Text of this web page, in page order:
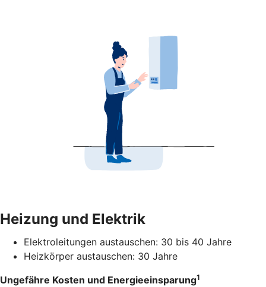
Heizung und Elektrik
Elektroleitungen austauschen: 30 bis 40 Jahre
Heizkörper austauschen: 30 Jahre
Ungefähre Kosten und Energieeinsparung1